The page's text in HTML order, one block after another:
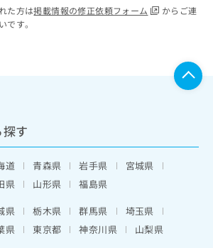
た方は掲載情報の修正依頼フォーム
からご連
です。
す
道 青森県 岩手県
宮城県
県
山形県
福島県
県 栃木県 群馬県
埼玉県
県
東京都 神奈川県
山梨県